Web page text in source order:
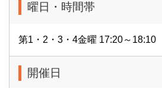
曜日・時間帯
第1・2・3・4金曜 17:20～18:10
開催日